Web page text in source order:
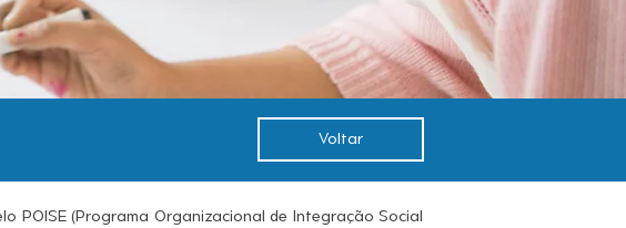
Voltar
POISE (Programa Organizacional de Integração Social